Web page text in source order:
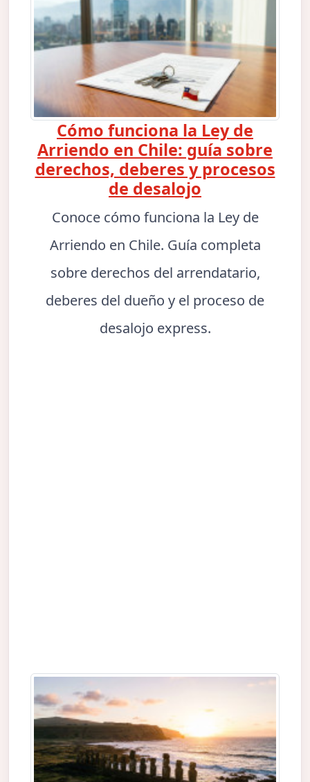
Cómo funciona la Ley de
Arriendo en Chile: guía sobre
derechos, deberes y procesos
de desalojo
Conoce cómo funciona la Ley de
Arriendo en Chile. Guía completa
sobre derechos del arrendatario,
deberes del dueño y el proceso de
desalojo express.